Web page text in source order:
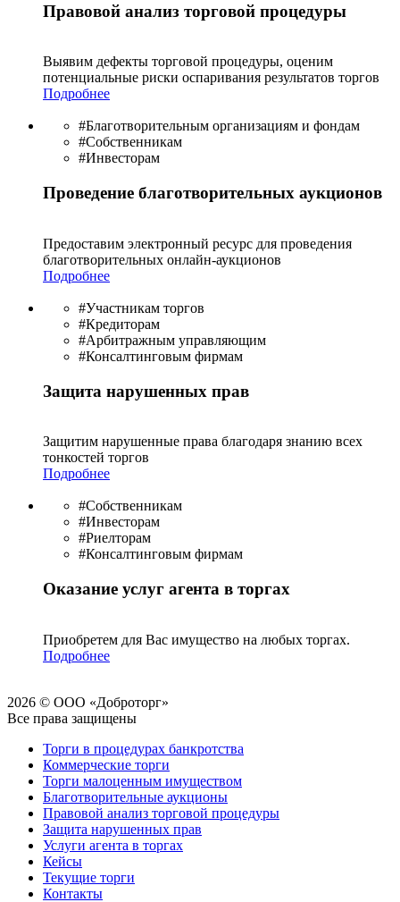
Правовой анализ торговой процедуры
Выявим дефекты торговой процедуры, оценим
потенциальные риски оспаривания результатов торгов
Подробнее
#Благотворительным организациям и фондам
#Собственникам
#Инвесторам
Проведение благотворительных аукционов
Предоставим электронный ресурс для проведения
благотво­рительных онлайн-аукционов
Подробнее
#Участникам торгов
#Кредиторам
#Арбитражным управляющим
#Консалтинговым фирмам
Защита нарушенных прав
Защитим нарушенные права благодаря знанию всех
тонкостей торгов
Подробнее
#Собственникам
#Инвесторам
#Риелторам
#Консалтинговым фирмам
Оказание услуг агента в торгах
Приобретем для Вас имущество на любых торгах.
Подробнее
2026 © ООО «Доброторг»
Все права защищены
Торги в процедурах банкротства
Коммерческие торги
Торги малоценным имуществом
Благотворительные аукционы
Правовой анализ торговой процедуры
Защита нарушенных прав
Услуги агента в торгах
Кейсы
Текущие торги
Контакты